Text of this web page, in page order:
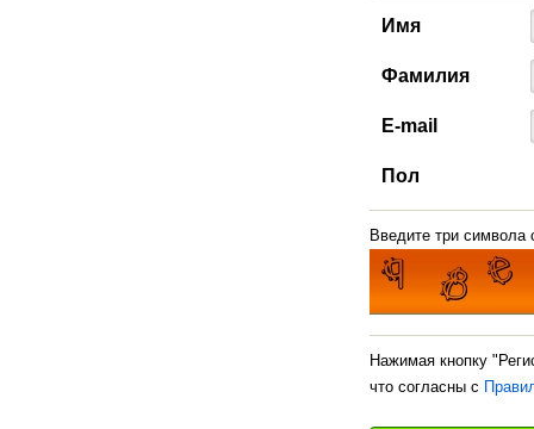
Имя
Фамилия
E-mail
Пол
Введите три символа
Нажимая кнопку
что согласны с